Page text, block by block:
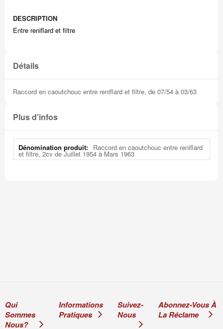
DESCRIPTION
Entre reniflard et filtre
Détails
Raccord en caoutchouc entre reniflard et filtre, de 07/54 à 03/63
Plus d'infos
Plus
d'infos
Raccord en caoutchouc entre reniflard
et filtre, 2cv de Juillet 1954 à Mars 1963
Qui
Sommes
Nous?
Informations
Pratiques
Suivez-
Nous
Abonnez-Vous À
La Réclame